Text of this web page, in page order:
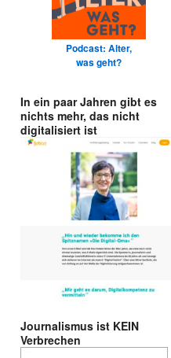
Podcast: Alter,
was geht?
In ein paar Jahren gibt es
nichts mehr, das nicht
digitalisiert ist
Journalismus ist KEIN
Verbrechen